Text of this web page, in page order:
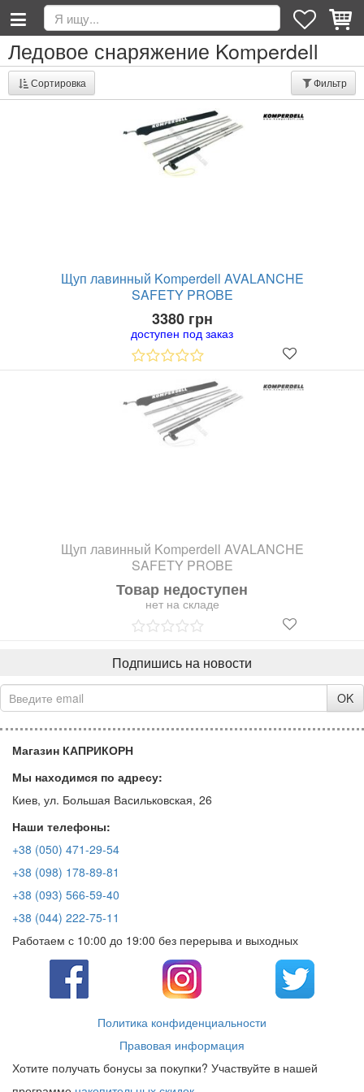
Ледовое снаряжение Komperdell
Сортировка Фильтр
Щуп лавинный Komperdell AVALANCHE
SAFETY PROBE
3380 грн
доступен под заказ
Щуп лавинный Komperdell AVALANCHE
SAFETY PROBE
Товар недоступен
нет на складе
Подпишись на новости
OK
Магазин КАПРИКОРН
Мы находимся по адресу:
Киев, ул. Большая Васильковская, 26
Наши телефоны:
+38 (050) 471-29-54
+38 (098) 178-89-81
+38 (093) 566-59-40
+38 (044) 222-75-11
Работаем с 10:00 до 19:00 без перерыва и выходных
Политика конфиденциальности
Правовая информация
Хотите получать бонусы за покупки? Участвуйте в нашей